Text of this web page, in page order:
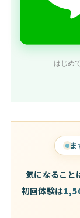
はじめ
ま
気になること
初回体験は